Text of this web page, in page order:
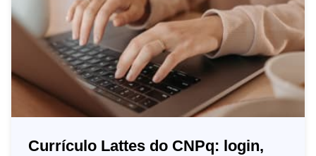
Currículo Lattes do CNPq: login,